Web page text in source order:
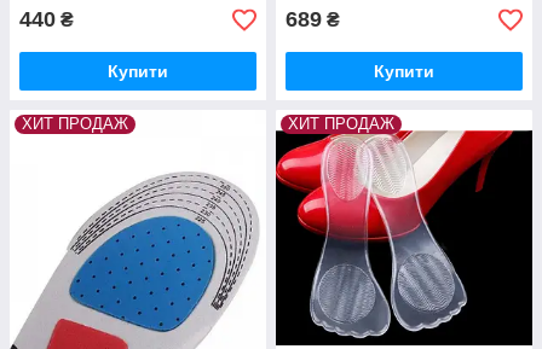
440 ₴
Купити
689 ₴
Купити
ХИТ ПРОДАЖ ХИТ ПРОДАЖ